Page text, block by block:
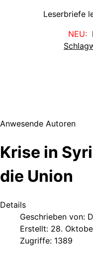
Leserbriefe
NEU:
Anwesende Autoren
Krise in
die Union
Details
Geschrieben von:
Erstellt: 28.
Zugriffe: 1389